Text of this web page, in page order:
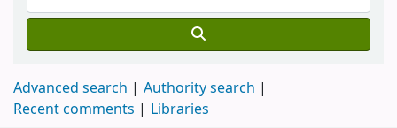
Advanced search
Authority search
Recent comments
Libraries